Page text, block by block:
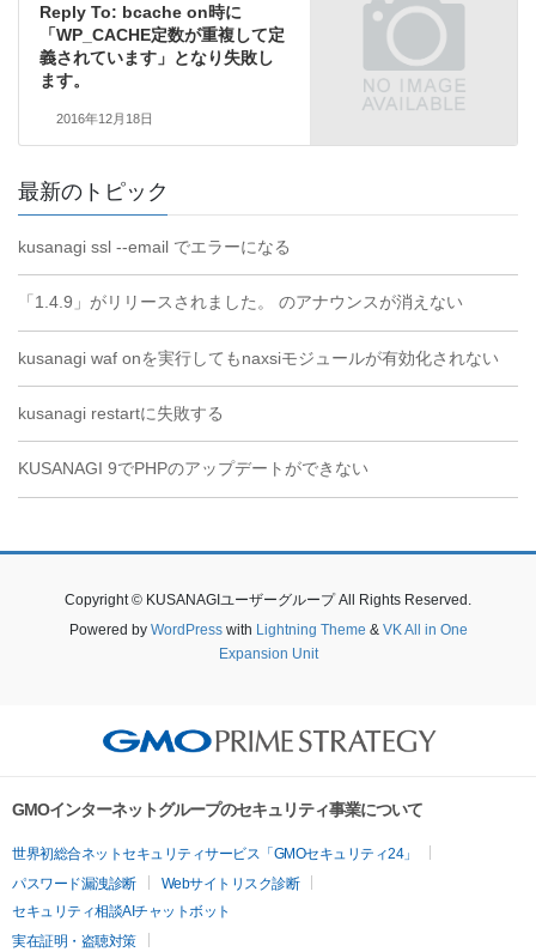
Reply To: bcache on時に
「WP_CACHE定数が重複して定
義されています」となり失敗し
ます。
2016年12月18日
最新のトピック
kusanagi ssl --email でエラーになる
「1.4.9」がリリースされました。 のアナウンスが消えない
kusanagi waf onを実行してもnaxsiモジュールが有効化されない
kusanagi restartに失敗する
KUSANAGI 9でPHPのアップデートができない
Copyright © KUSANAGIユーザーグループ All Rights Reserved.
Powered by WordPresswith Lightning Theme & VK All in One
Expansion Unit
GMOインターネットグループのセキュリティ事業について
世界初総合ネットセキュリティサービス「GMOセキュリティ24」
パスワード漏洩診断
Webサイトリスク診断
セキュリティ相談AIチャットボット
実在証明・盗聴対策